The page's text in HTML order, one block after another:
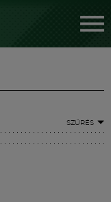
SZŰRÉS